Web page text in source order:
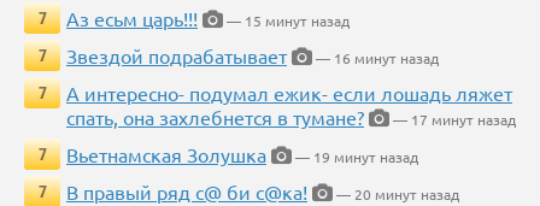
7
Аз есьм царь!!!
— 15 минут назад
7
Звездой подрабатывает
— 16 минут назад
7
А интересно- подумал ежик- если лошадь ляжет
спать, она захлебнется в тумане?
— 17 минут назад
7
Вьетнамская Золушка
— 19 минут назад
7
В правый ряд с@ би с@ка!
— 20 минут назад